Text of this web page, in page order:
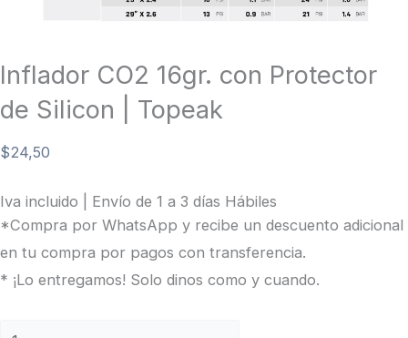
Inflador CO2 16gr. con Protector
de Silicon | Topeak
$24,50
Iva incluido | Envío de 1 a 3 días Hábiles
*Compra por WhatsApp y recibe un descuento adicional
en tu compra por pagos con transferencia.
* ¡Lo entregamos! Solo dinos como y cuando.